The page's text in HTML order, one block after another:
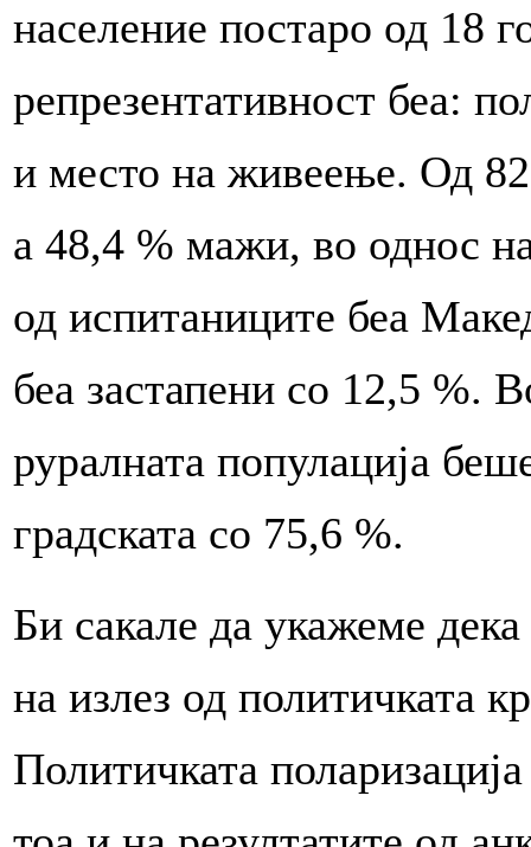
население постаро од 18
репрезентативност беа:
и место на живеење. Од
а 48,4 % мажи, во однос
од испитаниците беа
беа застапени со 12,5 %.
руралната популација
градската со 75,6 %.
Би сакале да укажеме
на излез од политичката
Политичката